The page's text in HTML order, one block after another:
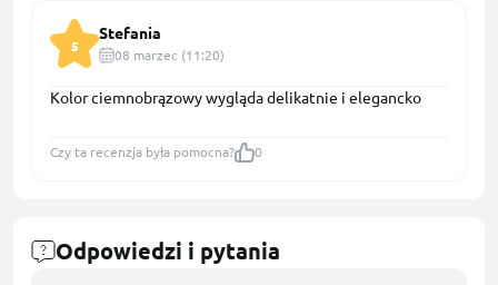
5
Stefania
08 marzec (11:20)
Kolor ciemnobrązowy wygląda delikatnie i elegancko
Czy ta recenzja była pomocna? 0
Odpowiedzi i pytania